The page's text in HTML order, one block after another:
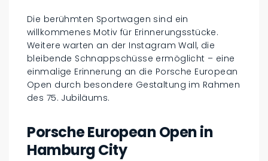
Die berühmten Sportwagen sind ein
willkommenes Motiv für Erinnerungsstücke.
Weitere warten an der Instagram Wall, die
bleibende Schnappschüsse ermöglicht – eine
einmalige Erinnerung an die Porsche European
Open durch besondere Gestaltung im Rahmen
des 75. Jubiläums.
Porsche European Open in
Hamburg City